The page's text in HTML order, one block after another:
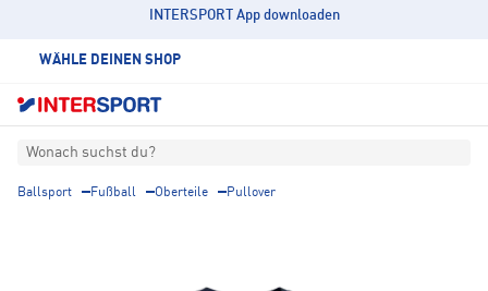
INTERSPORT App downloaden
WÄHLE DEINEN SHOP
Wonach suchst du?
Ballsport Fußball Oberteile Pullover